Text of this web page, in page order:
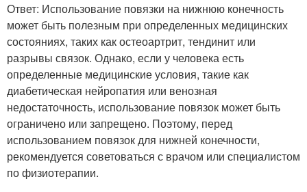
Ответ: Использование повязки на нижнюю конечность
может быть полезным при определенных медицинских
состояниях, таких как остеоартрит, тендинит или
разрывы связок. Однако, если у человека есть
определенные медицинские условия, такие как
диабетическая нейропатия или венозная
недостаточность, использование повязок может быть
ограничено или запрещено. Поэтому, перед
использованием повязок для нижней конечности,
рекомендуется советоваться с врачом или специалистом
по физиотерапии.